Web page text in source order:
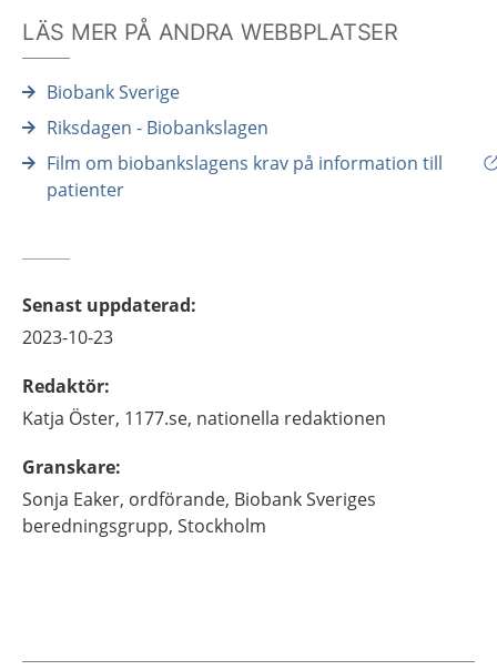
LÄS MER PÅ ANDRA WEBBPLATSER
Biobank Sverige
Riksdagen - Biobankslagen
Film om biobankslagens krav på information till
patienter
Senast uppdaterad:
2023-10-23
Redaktör:
Katja Öster, 1177.se, nationella redaktionen
Granskare:
Sonja Eaker, ordförande, Biobank Sveriges
beredningsgrupp, Stockholm